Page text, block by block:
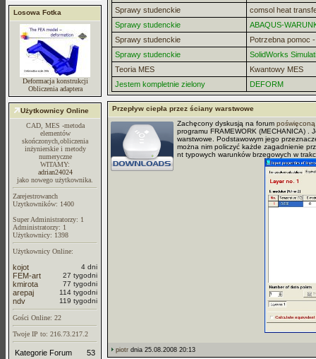
Losowa Fotka
Deformacja konstrukcji
Obliczenia adaptera
Użytkownicy Online
CAD, MES -metoda
elementów
skończonych,obliczenia
inżynierskie i metody
numeryczne
WITAMY:
adrian24024
jako nowego użytkownika.
Zarejestrowanch
Uzytkowników: 1400
Super Administratorzy: 1
Administratorzy: 1
Użytkownicy: 1398
Użytkownicy Online:
kojot 4 dni
FEM-art 27 tygodni
kmirota 77 tygodni
arepaj 114 tygodni
ndv 119 tygodni
Gości Online: 22
Twoje IP to: 216.73.217.2
Kategorie Forum
53
Sprawy studenckie
comsol heat
Sprawy studenckie
ABAQUS-
Sprawy studenckie
Potrzebna pomoc
Sprawy studenckie
SolidWorks
Teoria MES
Kwantowy MES
Jestem kompletnie zielony
DEFORM
Przepływ ciepła przez ściany warstwowe
Zachęcony dyskusją na forum poświęconą
programu FRAMEWORK (MECHANICA) .
warstwowe. Podstawowym jego
można nim policzyć każde zagadnienie
nt typowych warunków brzegowych w
piotr dnia 25.08.2008 20:13